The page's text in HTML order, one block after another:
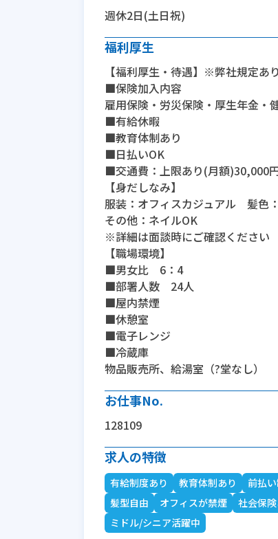
週休2日(土日祝)
福利厚生
【福利厚生・待遇】※弊社規定あり
■保険加入内容
雇用保険・労災保険・厚生年金・
■有給休暇
■教育体制あり
■日払いOK
■交通費：上限あり(月額)30,000
【身だしなみ】
服装：オフィスカジュアル 髪色
その他：ネイルOK
※詳細は面談時にご確認ください
【職場環境】
■男女比 6：4
■部署人数 24人
■屋内禁煙
■休憩室
■電子レンジ
■冷蔵庫
物品販売所、給湯室（?堂なし）
お仕事No.
128109
求人の特徴
有給制度あり 教育体制あり 前払
髪型自由
オフィスが禁煙 社会保
ミドル/シニア活躍中